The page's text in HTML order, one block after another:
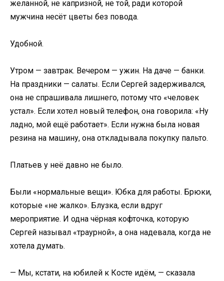
желанной, не капризной, не той, ради которой
мужчина несёт цветы без повода.
Удобной.
Утром — завтрак. Вечером — ужин. На даче — банки.
На праздники — салаты. Если Сергей задерживался,
она не спрашивала лишнего, потому что «человек
устал». Если хотел новый телефон, она говорила: «Ну
ладно, мой ещё работает». Если нужна была новая
резина на машину, она откладывала покупку пальто.
Платьев у неё давно не было.
Были «нормальные вещи». Юбка для работы. Брюки,
которые «не жалко». Блузка, если вдруг
мероприятие. И одна чёрная кофточка, которую
Сергей называл «траурной», а она надевала, когда не
хотела думать.
— Мы, кстати, на юбилей к Косте идём, — сказала